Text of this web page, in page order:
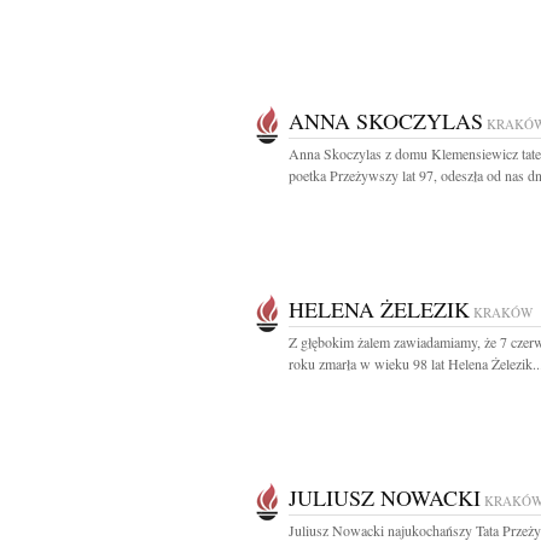
ANNA SKOCZYLAS
Anna Skoczylas z domu Klemensiewicz
poetka Przeżywszy lat 97, odeszła od nas
HELENA ŻELEZIK KRAKÓW
Z głębokim żalem zawiadamiamy, że 7
roku zmarła w wieku 98 lat Helena
JULIUSZ NOWACKI
Juliusz Nowacki najukochańszy Tata